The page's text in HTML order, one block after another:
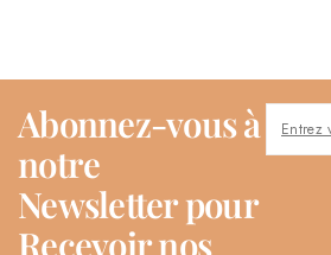
Abonnez-vous à
notre
Newsletter pour
Recevoir nos